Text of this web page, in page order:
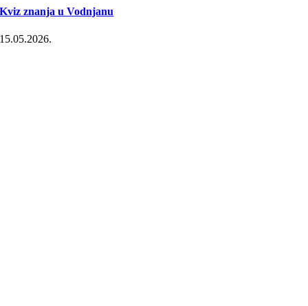
Kviz znanja u Vodnjanu
15.05.2026.